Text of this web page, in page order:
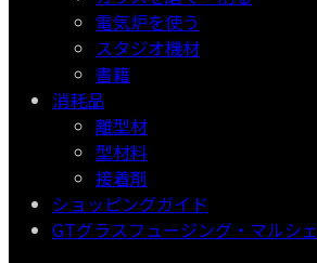
電気炉を使う
スタジオ機材
書籍
消耗品
離型材
型材料
接着剤
ショッピングガイド
GTグラスフュージング・マルシェ